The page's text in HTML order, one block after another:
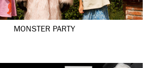
MONSTER PARTY